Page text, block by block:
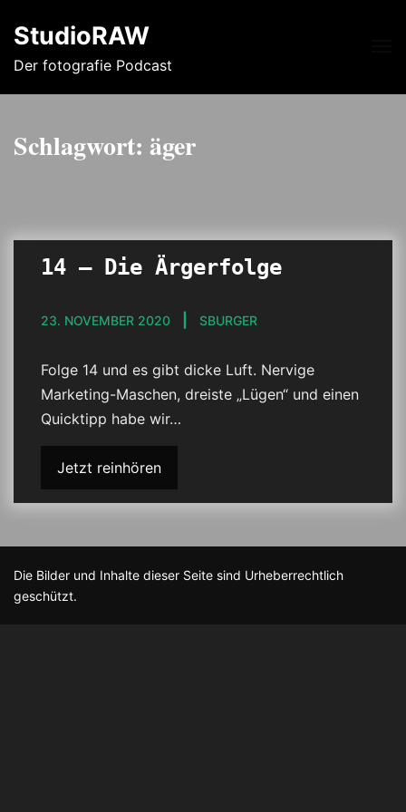
StudioRAW
Der fotografie Podcast
Schlagwort: äger
14 – Die Ärgerfolge
23. NOVEMBER 2020 SBURGER
Folge 14 und es gibt dicke Luft. Nervige
Marketing-Maschen, dreiste „Lügen“ und einen
Quicktipp habe wir…
Jetzt reinhören
Die Bilder und Inhalte dieser Seite sind Urheberrechtlich
geschützt.